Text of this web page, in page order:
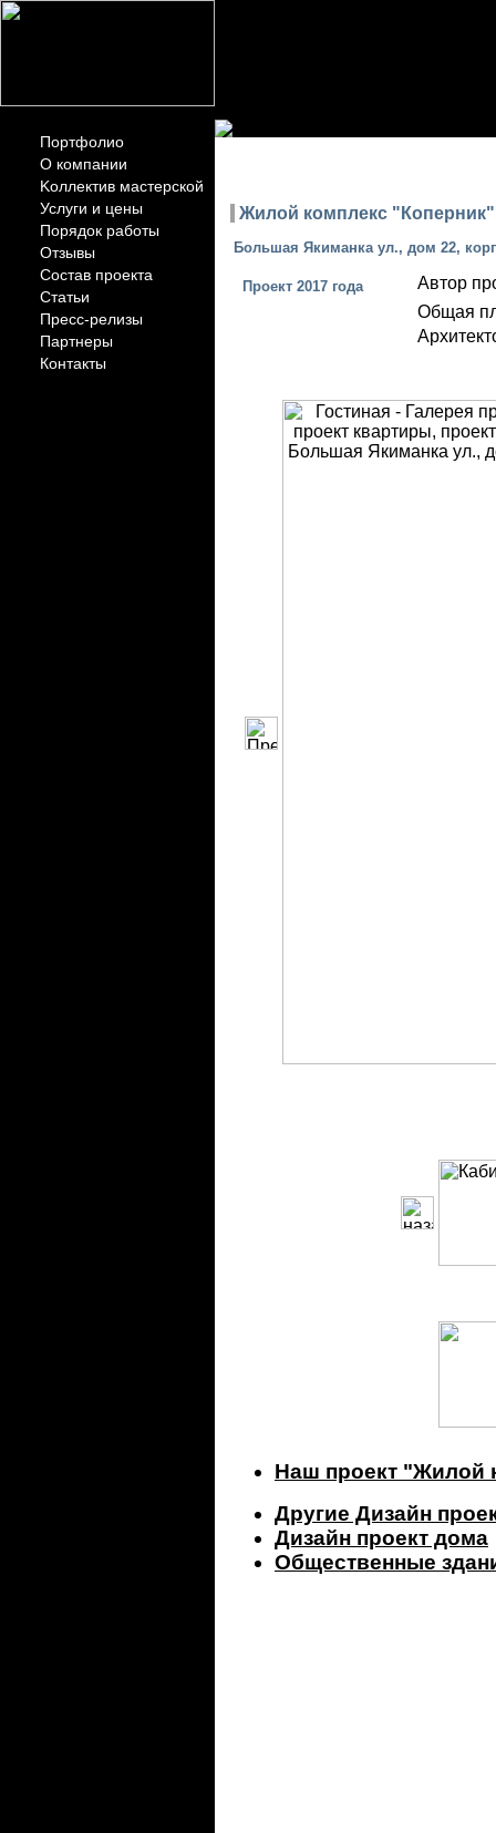
Портфолио
О компании
Kоллектив мастерской
Услуги и цены
Порядок работы
Отзывы
Состав проекта
Статьи
Пресс-релизы
Партнеры
Контакты
Жилой комплекс
Большая Якиманка ул., дом 22,
Проект 2017 года
Автор
Общая
Наш проект "Жилой
Другие Дизайн
Дизайн проект дома
Общественные